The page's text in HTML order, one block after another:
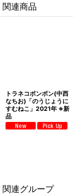
関連商品
トラネコボンボン(中西
なちお)「のうじょうに
すむねこ」2021年 ※新
品
関連グループ